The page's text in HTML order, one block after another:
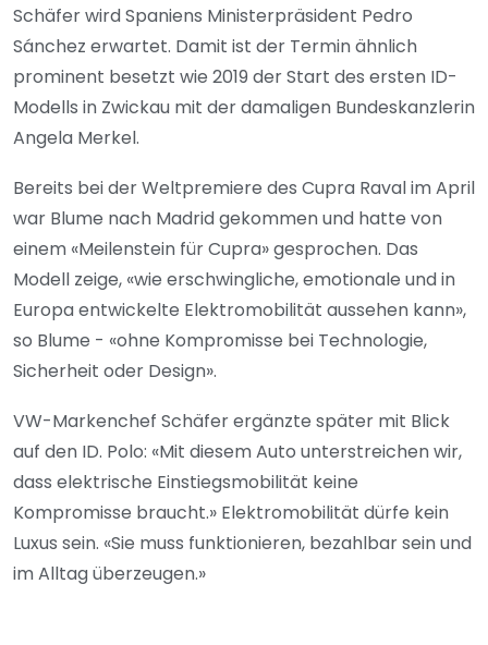
Schäfer wird Spaniens Ministerpräsident Pedro
Sánchez erwartet. Damit ist der Termin ähnlich
prominent besetzt wie 2019 der Start des ersten ID-
Modells in Zwickau mit der damaligen Bundeskanzlerin
Angela Merkel.
Bereits bei der Weltpremiere des Cupra Raval im April
war Blume nach Madrid gekommen und hatte von
einem «Meilenstein für Cupra» gesprochen. Das
Modell zeige, «wie erschwingliche, emotionale und in
Europa entwickelte Elektromobilität aussehen kann»,
so Blume - «ohne Kompromisse bei Technologie,
Sicherheit oder Design».
VW-Markenchef Schäfer ergänzte später mit Blick
auf den ID. Polo: «Mit diesem Auto unterstreichen wir,
dass elektrische Einstiegsmobilität keine
Kompromisse braucht.» Elektromobilität dürfe kein
Luxus sein. «Sie muss funktionieren, bezahlbar sein und
im Alltag überzeugen.»